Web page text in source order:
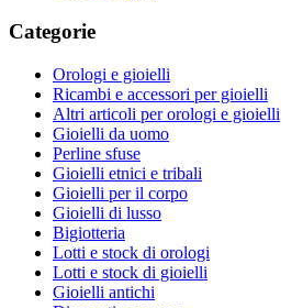
Categorie
Orologi e gioielli
Ricambi e accessori per gioielli
Altri articoli per orologi e gioielli
Gioielli da uomo
Perline sfuse
Gioielli etnici e tribali
Gioielli per il corpo
Gioielli di lusso
Bigiotteria
Lotti e stock di orologi
Lotti e stock di gioielli
Gioielli antichi